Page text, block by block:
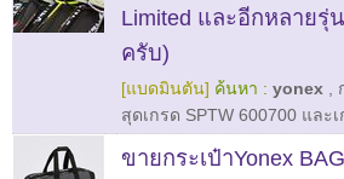
Limited และอีกหลาย
ครับ)
[แบดมินตัน] ค้นหา : yonex
สุดเกรด SPTW 600700 และ
ขายกระเป๋าYonex